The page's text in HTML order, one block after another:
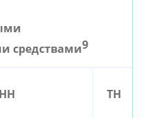
средствами9
ТН